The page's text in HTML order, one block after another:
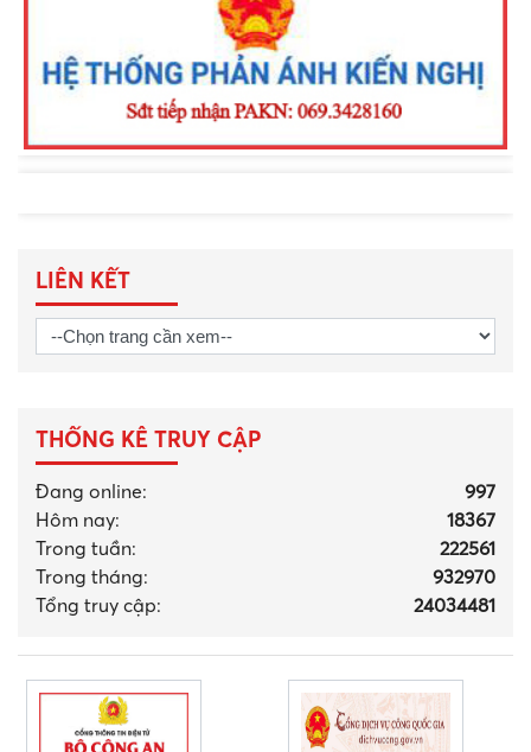
LIÊN KẾT
THỐNG KÊ TRUY CẬP
Đang online:
997
Hôm nay:
18367
Trong tuần:
222561
Trong tháng:
932970
Tổng truy cập:
24034481